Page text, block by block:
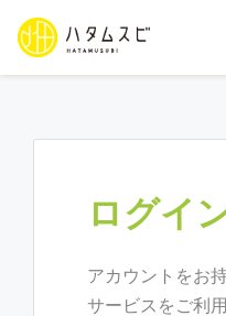
ログイ
アカウントをお
サービスをご利